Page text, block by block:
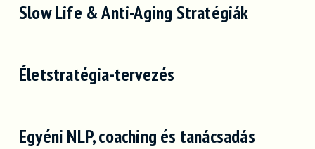
Slow Life & Anti-Aging Stratégiák
Életstratégia-tervezés
Egyéni NLP, coaching és tanácsadás